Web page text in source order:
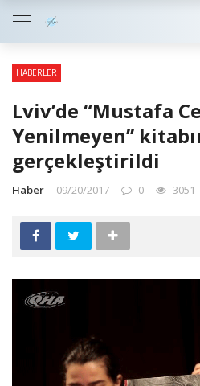
HABERLER
Lviv’de “Mustafa
Yenilmeyen’’
gerçekleştirildi
Haber 09/20/2017 0 3051